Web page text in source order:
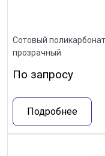
Сотовый
прозрачный
По запросу
Подробнее